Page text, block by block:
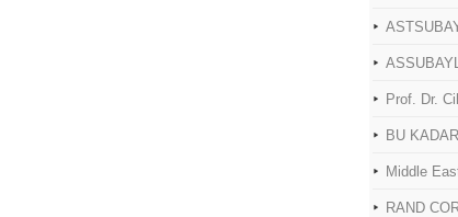
Prof. Dr.
BU
Middle
RAND